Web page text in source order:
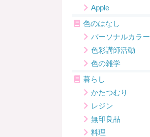
Apple
色のはなし
パーソナルカラー
色彩講師活動
色の雑学
暮らし
かたつむり
レジン
無印良品
料理